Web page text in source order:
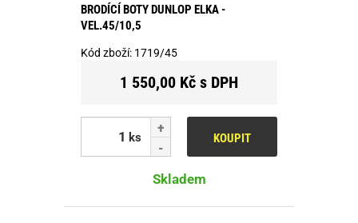
BRODÍCÍ BOTY DUNLOP ELKA -
VEL.45/10,5
Kód zboží: 1719/45
1 550,00 Kč s DPH
ks KOUPIT
Skladem